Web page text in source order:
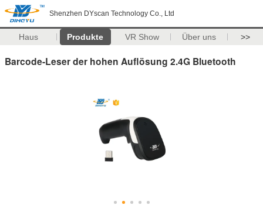
Shenzhen DYscan Technology Co., Ltd
Haus Produkte VR Show Über uns >>
Barcode-Leser der hohen Auflösung 2.4G Bluetooth